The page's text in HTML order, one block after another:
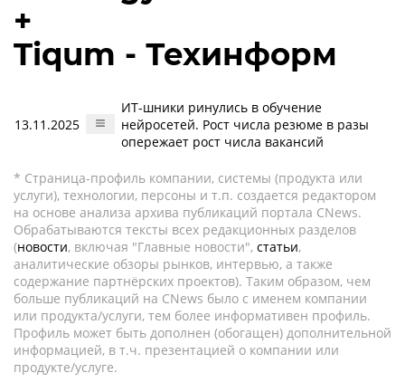
+
Tiqum - Техинформ
13.11.2025
ИТ-шники ринулись в обучение
нейросетей. Рост числа резюме в разы
опережает рост числа вакансий
* Страница-профиль компании, системы (продукта или
услуги), технологии, персоны и т.п. создается редактором
на основе анализа архива публикаций портала CNews.
Обрабатываются тексты всех редакционных разделов
(новости, включая "Главные новости", статьи,
аналитические обзоры рынков, интервью, а также
содержание партнёрских проектов). Таким образом, чем
больше публикаций на CNews было с именем компании
или продукта/услуги, тем более информативен профиль.
Профиль может быть дополнен (обогащен) дополнительной
информацией, в т.ч. презентацией о компании или
продукте/услуге.